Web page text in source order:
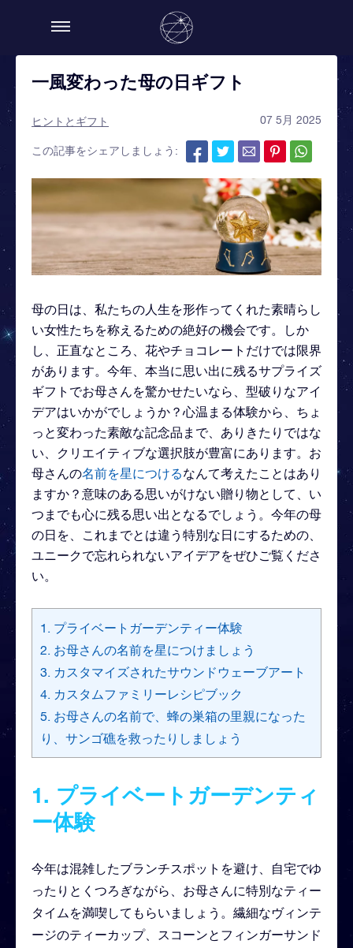
一風変わった母の日ギフト
ヒントとギフト 07 5月 2025
この記事をシェアしましょう:
母の日は、私たちの人生を形作ってくれた素晴らし
い女性たちを称えるための絶好の機会です。しか
し、正直なところ、花やチョコレートだけでは限界
があります。今年、本当に思い出に残るサプライズ
ギフトでお母さんを驚かせたいなら、型破りなアイ
デアはいかがでしょうか？心温まる体験から、ちょ
っと変わった素敵な記念品まで、ありきたりではな
い、クリエイティブな選択肢が豊富にあります。お
母さんの名前を星につけるなんて考えたことはあり
ますか？意味のある思いがけない贈り物として、い
つまでも心に残る思い出となるでしょう。今年の母
の日を、これまでとは違う特別な日にするための、
ユニークで忘れられないアイデアをぜひご覧くださ
い。
1. プライベートガーデンティー体験
2. お母さんの名前を星につけましょう
3. カスタマイズされたサウンドウェーブアート
4. カスタムファミリーレシピブック
5. お母さんの名前で、蜂の巣箱の里親になった
り、サンゴ礁を救ったりしましょう
1. プライベートガーデンティ
ー体験
今年は混雑したブランチスポットを避け、自宅でゆ
ったりとくつろぎながら、お母さんに特別なティー
タイムを満喫してもらいましょう。繊細なヴィンテ
ージのティーカップ、スコーンとフィンガーサンド